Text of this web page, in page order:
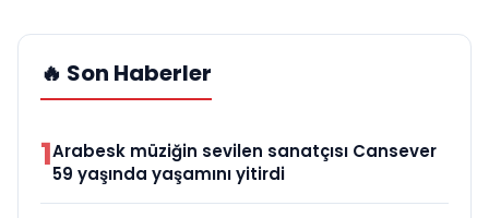
🔥 Son Haberler
1Arabesk müziğin sevilen sanatçısı Cansever
59 yaşında yaşamını yitirdi